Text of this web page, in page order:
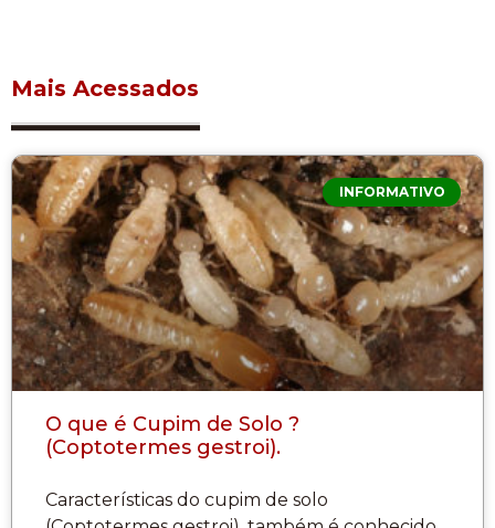
Mais Acessados
INFORMATIVO
O que é Cupim de Solo ?
(Coptotermes gestroi).
Características do cupim de solo